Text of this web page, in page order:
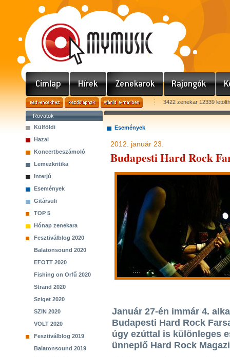
3422 zenekar 12339
Rovatok
Külföldi
Hazai
Koncertbeszámoló
Lemezkritika
Interjú
Események
Gitársuli
TOP 5
Hónap zenekara
Fesztiválblog 2020
Balatonsound 2020
EFOTT 2020
Fishing on Orfű 2020
Strand 2020
Sziget 2020
SZIN 2020
VOLT 2020
Fesztiválblog 2019
Balatonsound 2019
Események
2012. január 23.
Budapesti Hard Rock
Január 27-én immár 4.
Budapesti Hard Rock
úgy ezúttal is különleges
ünneplő Hard Rock